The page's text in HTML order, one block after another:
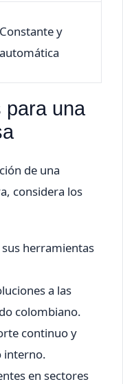
Constante y
automática
para una
de una
considera los
herramientas
a las
colombiano.
continuo y
interno.
en sectores